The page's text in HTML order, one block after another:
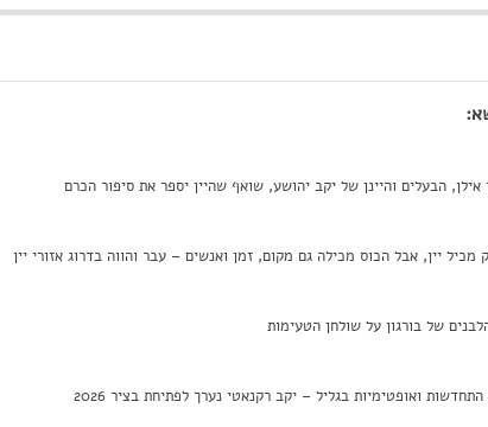
אילן, הבעלים והיינן של יקב יהושע, שואף שהיין יספר את סיפור הכרם
מכיל יין, אבל הכוס מכילה גם מקום, זמן ואנשים – עבר והווה בדרוג אזורי יין
של בורגון על שולחן הטעימות
ואופטימיות בגליל – יקב רקנאטי נערך לפתיחת בציר 2026